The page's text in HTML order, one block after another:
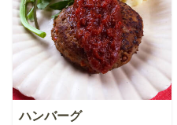
ハンバーグ